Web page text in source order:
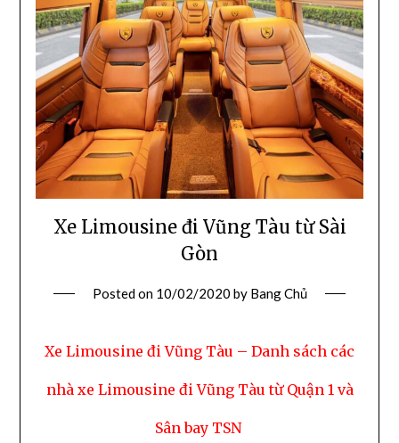
Xe Limousine đi Vũng Tàu từ Sài
Gòn
Posted on 10/02/2020 by Bang Chủ
Xe Limousine đi Vũng Tàu – Danh sách các
nhà xe Limousine đi Vũng Tàu từ Quận 1 và
Sân bay TSN